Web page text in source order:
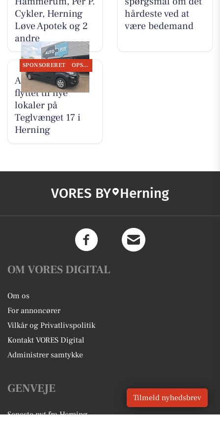
Cykler, Herning
Løve Apotek og 2
andre
hårdeste ved at
være bedemand
SPONSORERET OPSLAGSTAVLEN
AutoFit A/S er
flyttet til nye
lokaler på
Teglvænget 17 i
Herning
VORES BY Herning
OM VORES DIGITAL
Om os
For annoncører
Vilkår og Privatlivspolitik
Kontakt VORES Digital
Administrer samtykke
GENVEJE
Seneste nyt fra Herning
Tilmeld nyhedsbrev